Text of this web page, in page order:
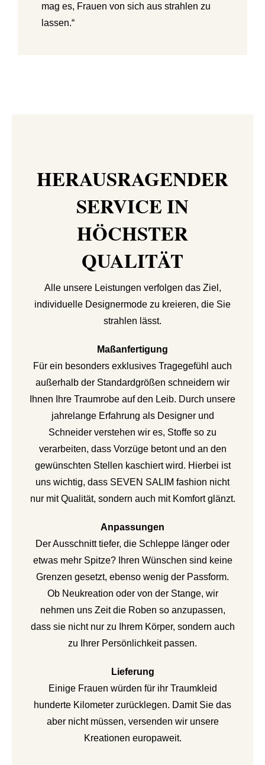
mag es, Frauen von sich aus strahlen zu
lassen.“
HERAUSRAGENDER
SERVICE IN
HÖCHSTER
QUALITÄT
Alle unsere Leistungen verfolgen das Ziel,
individuelle Designermode zu kreieren, die Sie
strahlen lässt.
Maßanfertigung
Für ein besonders exklusives Tragegefühl auch
außerhalb der Standardgrößen schneidern wir
Ihnen Ihre Traumrobe auf den Leib. Durch unsere
jahrelange Erfahrung als Designer und
Schneider verstehen wir es, Stoffe so zu
verarbeiten, dass Vorzüge betont und an den
gewünschten Stellen kaschiert wird. Hierbei ist
uns wichtig, dass SEVEN SALIM fashion nicht
nur mit Qualität, sondern auch mit Komfort glänzt.
Anpassungen
Der Ausschnitt tiefer, die Schleppe länger oder
etwas mehr Spitze? Ihren Wünschen sind keine
Grenzen gesetzt, ebenso wenig der Passform.
Ob Neukreation oder von der Stange, wir
nehmen uns Zeit die Roben so anzupassen,
dass sie nicht nur zu Ihrem Körper, sondern auch
zu Ihrer Persönlichkeit passen.
Lieferung
Einige Frauen würden für ihr Traumkleid
hunderte Kilometer zurücklegen. Damit Sie das
aber nicht müssen, versenden wir unsere
Kreationen europaweit.